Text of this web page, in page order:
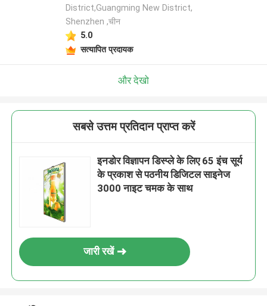
District,Guangming New District,
Shenzhen ,चीन
5.0
सत्यापित प्रदायक
और देखो
सबसे उत्तम प्रतिदान प्राप्त करें
इनडोर विज्ञापन डिस्प्ले के लिए 65 इंच सूर्य
के प्रकाश से पठनीय डिजिटल साइनेज
3000 नाइट चमक के साथ
जारी रखें